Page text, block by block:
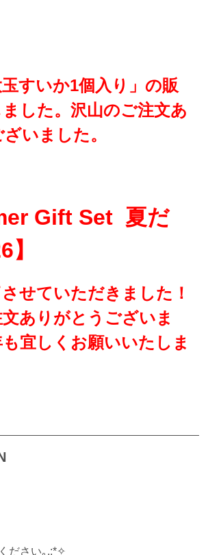
玉すいか1個入り」の販
した。沢山のご注文あ
いました。
Gift Set 夏だ
せていただきました！
ありがとうございま
宜しくお願いいたしま
ださい｡.:*✧